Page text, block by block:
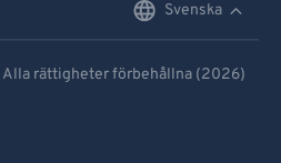
Svenska
Alla rättigheter förbehållna (2026)